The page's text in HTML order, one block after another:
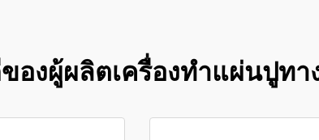
องผู้ผลิตเครื่องทำแผ่นปูทา